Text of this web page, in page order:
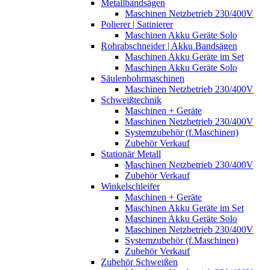
Metallbandsägen
Maschinen Netzbetrieb 230/400V
Polierer | Satinierer
Maschinen Akku Geräte Solo
Rohrabschneider | Akku Bandsägen
Maschinen Akku Geräte im Set
Maschinen Akku Geräte Solo
Säulenbohrmaschinen
Maschinen Netzbetrieb 230/400V
Schweißtechnik
Maschinen + Geräte
Maschinen Netzbetrieb 230/400V
Systemzubehör (f.Maschinen)
Zubehör Verkauf
Stationär Metall
Maschinen Netzbetrieb 230/400V
Zubehör Verkauf
Winkelschleifer
Maschinen + Geräte
Maschinen Akku Geräte im Set
Maschinen Akku Geräte Solo
Maschinen Netzbetrieb 230/400V
Systemzubehör (f.Maschinen)
Zubehör Verkauf
Zubehör Schweißen